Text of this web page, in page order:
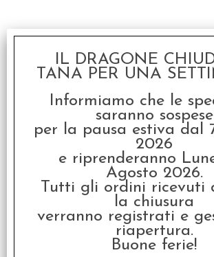
Takenoko: Baby Panda -
€12,99
IL DRAGONE
TANA PER UNA
Informiamo che le
saranno sospese
per la pausa estiva dal
2026
e riprenderanno
Agosto 2026.
Tutti gli ordini ricevuti
la chiusura
verranno registrati e
riapertura.
Buone ferie!